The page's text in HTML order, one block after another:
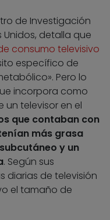
de Investigación
Unidos, detalla que
consumo televisivo
específico de
Pero lo
incorpora como
televisor en el
que contaban con
más grasa
y un
. Según sus
diarias de televisión
el tamaño de